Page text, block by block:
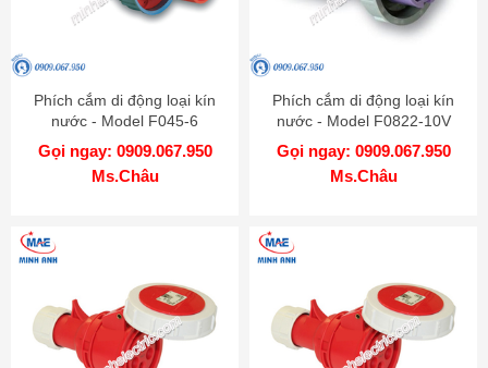
Phích cắm di động loại kín
nước - Model F045-6
Gọi ngay: 0909.067.950
Ms.Châu
Phích cắm di động loại kín
nước - Model F0822-10V
Gọi ngay: 0909.067.950
Ms.Châu